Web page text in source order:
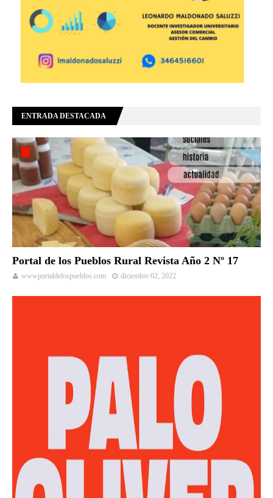
ENTRADA DESTACADA
Portal de los Pueblos Rural Revista Año 2 Nº 17
wwwportaldelospueblos.com diciembre 02, 2022